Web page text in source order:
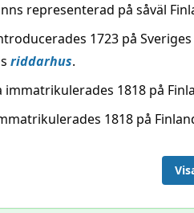
representerad på såväl
1723 på Sveriges
riddarhus.
immatrikulerades 1818 på
1818 på